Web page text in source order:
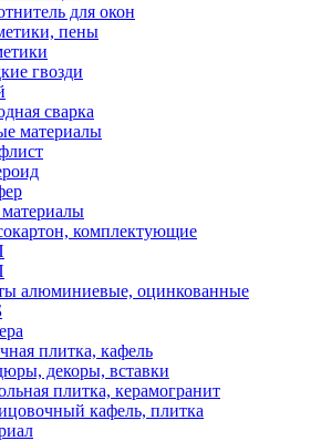
для окон
пены
гвозди
сварка
материалы
комплектующие
алюминиевые, оцинкованные
плитка, кафель
декоры, вставки
плитка, керамогранит
кафель, плитка